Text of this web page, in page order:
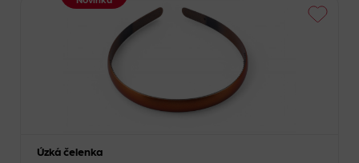
Úzká čelenka